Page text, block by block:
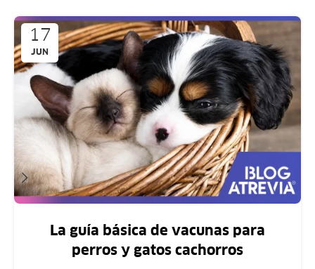
17
JUN
La guía básica de vacunas para
perros y gatos cachorros